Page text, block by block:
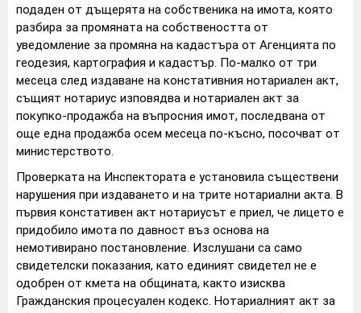
подаден от дъщерята на собственика на имота, която
разбира за промяната на собствеността от
уведомление за промяна на кадастъра от Агенцията по
геодезия, картография и кадастър. По-малко от три
месеца след издаване на констативния нотариален акт,
същият нотариус изповядва и нотариален акт за
покупко-продажба на въпросния имот, последвана от
още една продажба осем месеца по-късно, посочват от
министерството.
Проверката на Инспектората е установила съществени
нарушения при издаването и на трите нотариални акта. В
първия констативен акт нотариусът е приел, че лицето е
придобило имота по давност въз основа на
немотивирано постановление. Изслушани са само
свидетелски показания, като единият свидетел не е
одобрен от кмета на общината, както изисква
Гражданския процесуален кодекс. Нотариалният акт за